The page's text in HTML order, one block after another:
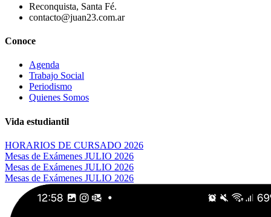
Reconquista, Santa Fé.
contacto@juan23.com.ar
Conoce
Agenda
Trabajo Social
Periodismo
Quienes Somos
Vida estudiantil
HORARIOS DE CURSADO 2026
Mesas de Exámenes JULIO 2026
Mesas de Exámenes JULIO 2026
Mesas de Exámenes JULIO 2026